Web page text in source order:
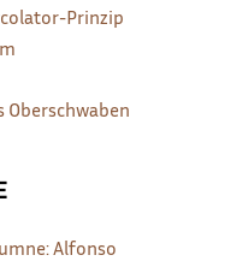
Prinzip
Oberschwaben
Alfonso